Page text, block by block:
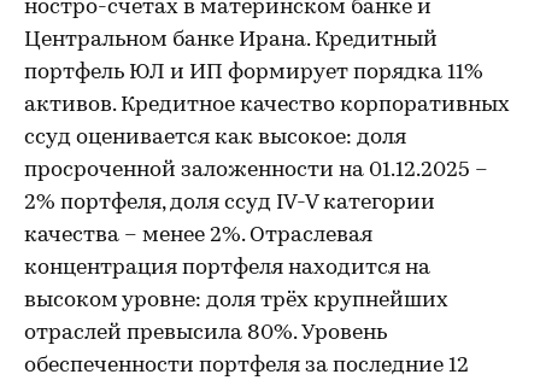
ностро-счетах в материнском банке и
Центральном банке Ирана. Кредитный
портфель ЮЛ и ИП формирует порядка 11%
активов. Кредитное качество корпоративных
ссуд оценивается как высокое: доля
просроченной заложенности на 01.12.2025 –
2% портфеля, доля ссуд IV-V категории
качества – менее 2%. Отраслевая
концентрация портфеля находится на
высоком уровне: доля трёх крупнейших
отраслей превысила 80%. Уровень
обеспеченности портфеля за последние 12